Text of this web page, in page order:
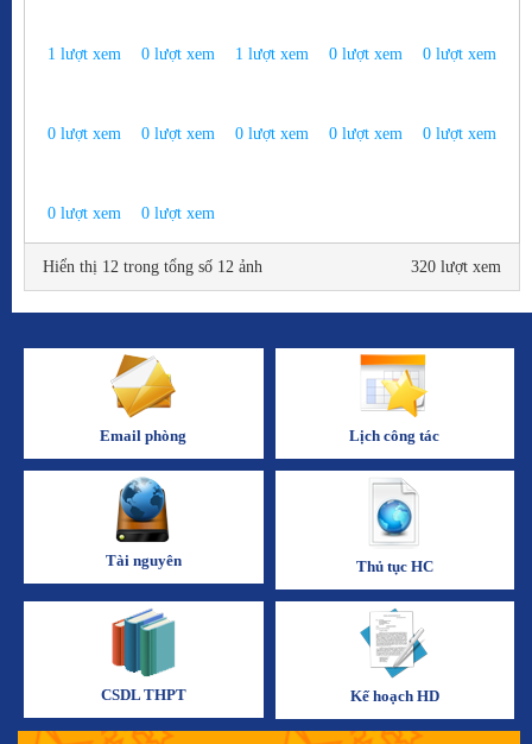
1 lượt xem 0lượt xem 1 lượt xem 0 lượt xem 0 lượt xem
0lượt xem 0lượt xem 0lượt xem 0 lượt xem 0 lượt xem
0lượt xem 0lượt xem
Hiển thị 12 trong tổng số 12 ảnh 320 lượt xem
Email phòng Lịch công tác
Tài nguyên Thủ tục HC
CSDL THPT Kế hoạch HD